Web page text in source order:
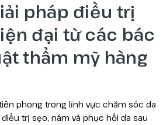
pháp điều trị
đại từ các bác
thẩm mỹ hàng
phong trong lĩnh vực chăm sóc da
trị sẹo, nám và phục hồi da sau